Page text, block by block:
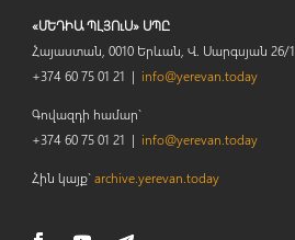
«ՄԵԴԻԱ ՊԼՅՈւՍ» ՍՊԸ
Հայաստան, 0010 Երևան, Վ. Սարգսյան 26/1
+374 60 75 01 21 | info@yerevan.today
Գովազդի համար`
+374 60 75 01 21 | info@yerevan.today
Հին կայք`archive.yerevan.today